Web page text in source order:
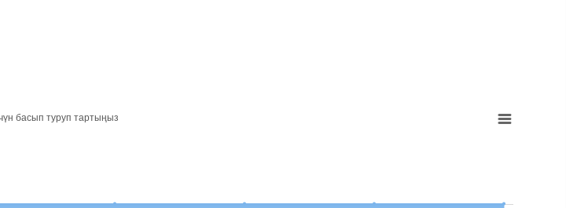
басып туруп тартыңыз